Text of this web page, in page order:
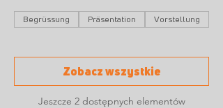
Begrüssung Präsentation Vorstellung
Jeszcze 2 dostępnych elementów
Zobacz wszystkie